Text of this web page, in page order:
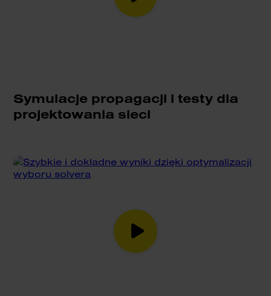
Symulacje propagacji i testy dla
projektowania sieci